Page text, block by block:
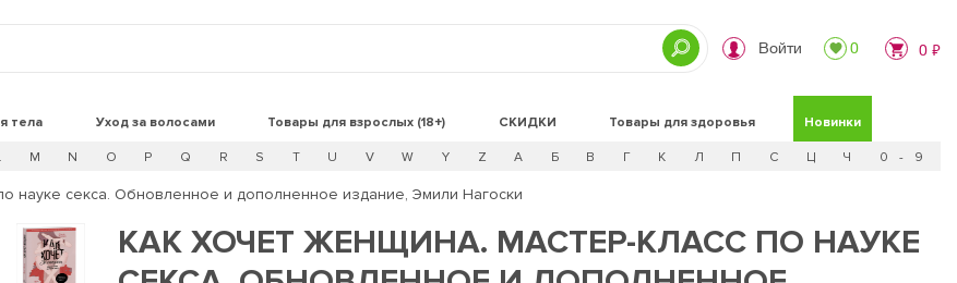
Войти 0 0 ₽
тела Уход за волосами Товары для взрослых (18+) СКИДКИ Новинки
Товары для здоровья
M N O P Q R S T U V W Y Z А Б В Г К Л П С Ц Ч 0 - 9
науке секса. Обновленное и дополненное издание, Эмили Нагоски
КАК ХОЧЕТ ЖЕНЩИНА. МАСТЕР-КЛАСС ПО НАУКЕ